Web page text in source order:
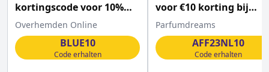
kortingscode voor 10%
korting op ALLES
Overhemden Online
BLUE10
Code erhalten
voor €10 korting bij
Parfumdreams
Parfumdreams
AFF23NL10
Code erhalten